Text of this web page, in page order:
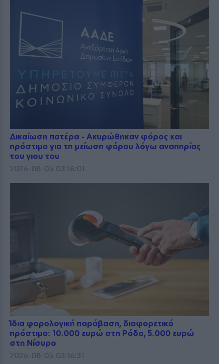
Δικαίωση πατέρα - Ακυρώθηκαν φόρος και
πρόστιμο για τη μείωση φόρου λόγω αναπηρίας
του γιου του
2026-08-05 03:16:01
Ίδια φορολογική παράβαση, διαφορετικό
πρόστιμο: 10.000 ευρώ στη Ρόδο, 5.000 ευρώ
στη Νίσυρο
2026-08-05 03:16:31